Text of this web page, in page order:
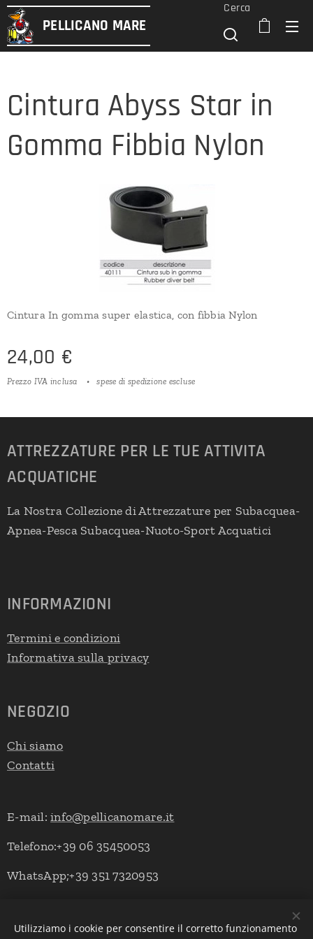
PELLICANO MARE
Cerca
Cintura Abyss Star in
Gomma Fibbia Nylon
Cintura In gomma super elastica, con fibbia Nylon
24,00 €
Prezzo IVA inclusa spese di spedizione escluse
ATTREZZATURE PER LE TUE ATTIVITA
ACQUATICHE
La Nostra Collezione di Attrezzature per Subacquea-
Apnea-Pesca Subacquea-Nuoto-Sport Acquatici
INFORMAZIONI
Termini e condizioni
Informativa sulla privacy
NEGOZIO
Chi siamo
Contatti
E-mail:info@pellicanomare.it
Telefono:+39 06 35450053
WhatsApp;+39 351 7320953
Powered by Pellicano Mare Cookies
Utilizziamo i cookie per consentire il corretto funzionamento